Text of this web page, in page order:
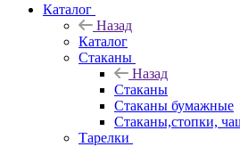
Каталог
Назад
Каталог
Стаканы
Назад
Стаканы
Стаканы бумажные
Стаканы,стопки,
Тарелки